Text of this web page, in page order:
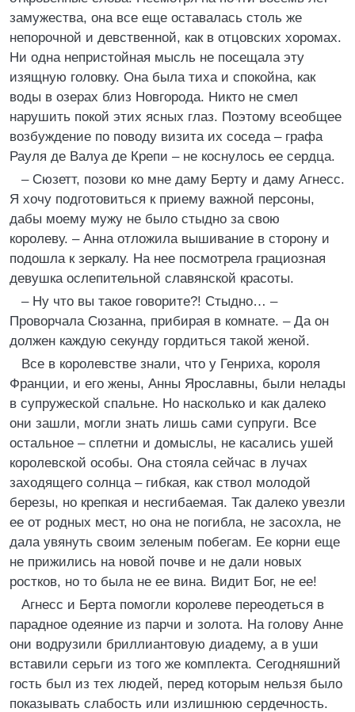
замужества, она все еще оставалась столь же
непорочной и девственной, как в отцовских хоромах.
Ни одна непристойная мысль не посещала эту
изящную головку. Она была тиха и спокойна, как
воды в озерах близ Новгорода. Никто не смел
нарушить покой этих ясных глаз. Поэтому всеобщее
возбуждение по поводу визита их соседа – графа
Рауля де Валуа де Крепи – не коснулось ее сердца.
– Сюзетт, позови ко мне даму Берту и даму Агнесс.
Я хочу подготовиться к приему важной персоны,
дабы моему мужу не было стыдно за свою
королеву. – Анна отложила вышивание в сторону и
подошла к зеркалу. На нее посмотрела грациозная
девушка ослепительной славянской красоты.
– Ну что вы такое говорите?! Стыдно… –
Проворчала Сюзанна, прибирая в комнате. – Да он
должен каждую секунду гордиться такой женой.
Все в королевстве знали, что у Генриха, короля
Франции, и его жены, Анны Ярославны, были нелады
в супружеской спальне. Но насколько и как далеко
они зашли, могли знать лишь сами супруги. Все
остальное – сплетни и домыслы, не касались ушей
королевской особы. Она стояла сейчас в лучах
заходящего солнца – гибкая, как ствол молодой
березы, но крепкая и несгибаемая. Так далеко увезли
ее от родных мест, но она не погибла, не засохла, не
дала увянуть своим зеленым побегам. Ее корни еще
не прижились на новой почве и не дали новых
ростков, но то была не ее вина. Видит Бог, не ее!
Агнесс и Берта помогли королеве переодеться в
парадное одеяние из парчи и золота. На голову Анне
они водрузили бриллиантовую диадему, а в уши
вставили серьги из того же комплекта. Сегодняшний
гость был из тех людей, перед которым нельзя было
показывать слабость или излишнюю сердечность.